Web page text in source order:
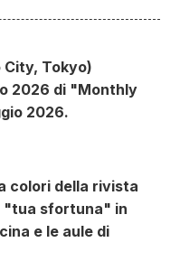
City, Tokyo)
2026 di "Monthly
2026.
colori della rivista
"tua sfortuna" in
e le aule di